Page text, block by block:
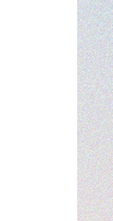
제6장
지금
따른다
제7장
기대에
위험
제8장